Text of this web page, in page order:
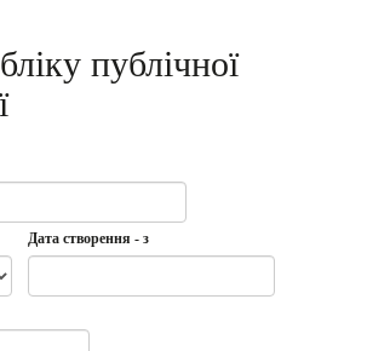
публічної
Дата створення - з
створення